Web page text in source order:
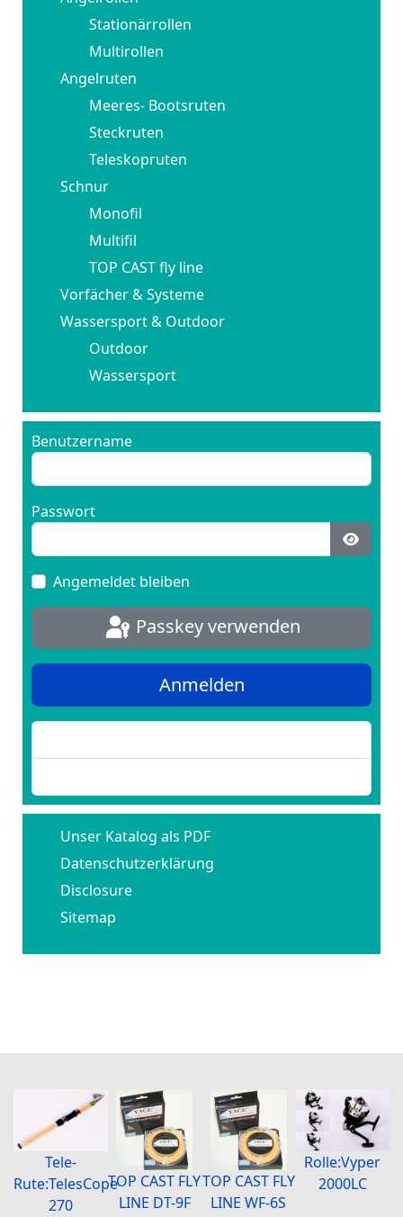
Stationärrollen
Multirollen
Angelruten
Meeres- Bootsruten
Steckruten
Teleskopruten
Schnur
Monofil
Multifil
TOP CAST fly line
Vorfächer & Systeme
Wassersport & Outdoor
Outdoor
Wassersport
Benutzername
Passwort
Angemeldet bleiben
Passkey verwenden
Anmelden
Unser Katalog als PDF
Datenschutzerklärung
Disclosure
Sitemap
Tele-
Rute:TelesCope
270
TOP CAST FLY
LINE DT-9F
TOP CAST FLY
LINE WF-6S
Rolle:Vyper
2000LC